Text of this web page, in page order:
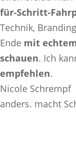
für-Schritt-
Technik,
Ende mit
schauen. Ich
empfehlen.
Nicole Schrempf
anders. macht